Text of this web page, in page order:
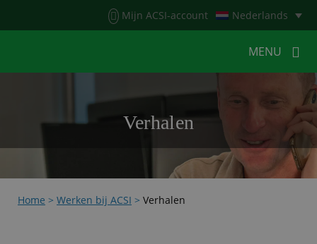
Mijn ACSI-account Nederlands
MENU
HOME
VOOR KAMPEERDERS
VOOR CAMPINGSKAMPEERNIEUWS
Verhalen
Home > Werken bij ACSI > Verhalen